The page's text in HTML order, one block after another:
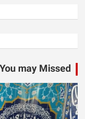
You may Missed